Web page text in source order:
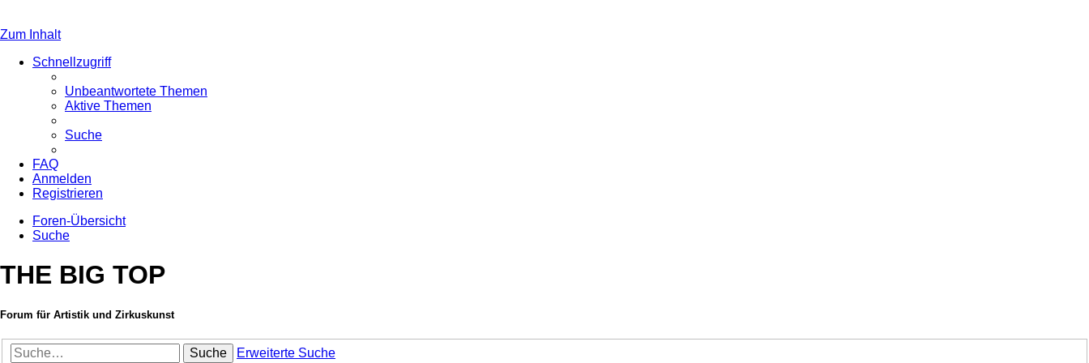
Zum Inhalt
Schnellzugriff
Unbeantwortete Themen
Aktive Themen
Suche
FAQ
Anmelden
Registrieren
Foren-Übersicht
Suche
THE BIG TOP
Forum für Artistik und Zirkuskunst
Suche Erweiterte Suche